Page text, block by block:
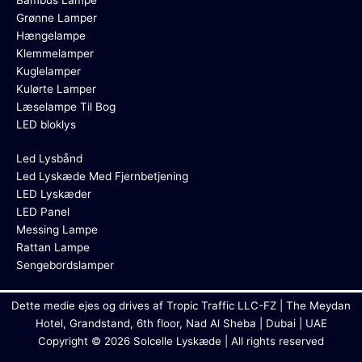
Grønne Lamper
Hængelampe
Klemmelamper
Kuglelamper
Kulørte Lamper
Læselampe Til Bog
LED bloklys
Led Lysbånd
Led Lyskæde Med Fjernbetjening
LED Lyskæder
LED Panel
Messing Lampe
Rattan Lampe
Sengebordslamper
Dette medie ejes og drives af Tropic Traffic LLC-FZ | The Meydan
Hotel, Grandstand, 6th floor, Nad Al Sheba | Dubai | UAE
Copyright © 2026 Solcelle Lyskæde | All rights reserved